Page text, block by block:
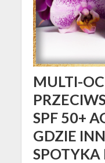
MULTI-
SPF 50+
GDZIE